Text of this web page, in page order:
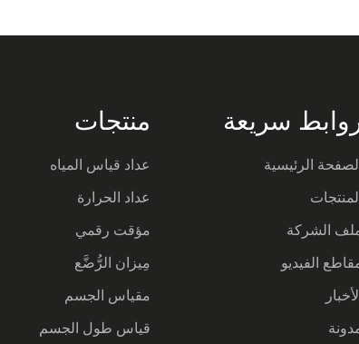
سريعة
الرئيسية
الشركة
الفيديو
منتجات
عداد قياس المياه
عداد الحرارة
مؤقت رقمي
مِيزان الرُّضَّع
مقياس الجسم
قياس طول الجسم